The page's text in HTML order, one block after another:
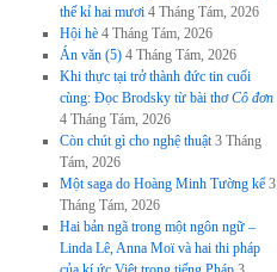
thế kỉ hai mươi 4 Tháng Tám, 2026
Hội hè 4 Tháng Tám, 2026
Án văn (5) 4 Tháng Tám, 2026
Khi thực tại trở thành đức tin cuối
cùng: Đọc Brodsky từ bài thơCô đơn
4 Tháng Tám, 2026
Còn chút gì cho nghệ thuật 3 Tháng
Tám, 2026
Một saga do Hoàng Minh Tường kể 3
Tháng Tám, 2026
Hai bản ngã trong một ngôn ngữ –
Linda Lê, Anna Moï và hai thi pháp